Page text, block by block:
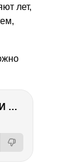
лет,
КАК СНИМАТЬ В СТУДИИ СО ВСПЫШКАМИ